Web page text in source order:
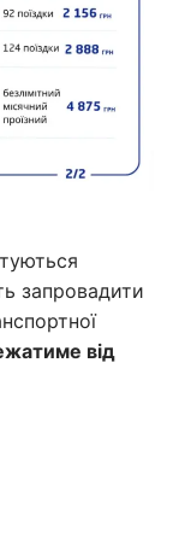
запровадити
від